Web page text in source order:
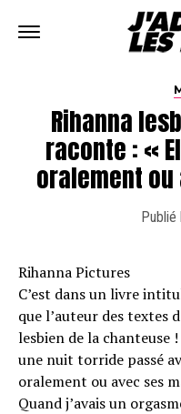
Rihanna
raconte : «
oralement
Publié
Rihanna Pictures
C’est dans un livre
que l’auteur des textes
lesbien de la
une nuit torride passé
oralement ou avec ses
Quand j’avais un